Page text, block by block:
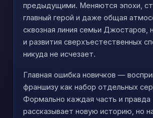
предыдущими. Меняются эпохи,
главный герой и даже общая
сквозная линия семьи Джостаров,
и развития сверхъестественных
никуда не исчезает.
Главная ошибка новичков —
франшизу как набор отдельных
Формально каждая часть и правда
рассказывает новую историю, но